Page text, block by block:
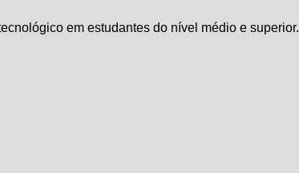
em estudantes do nível médio e superior.